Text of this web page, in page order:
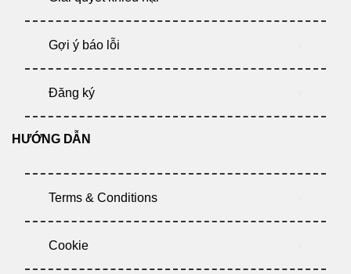
Gợi ý báo lỗi
Đăng ký
HƯỚNG DẪN
Terms & Conditions
Cookie